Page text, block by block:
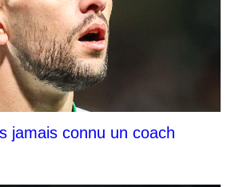
jamais connu un coach